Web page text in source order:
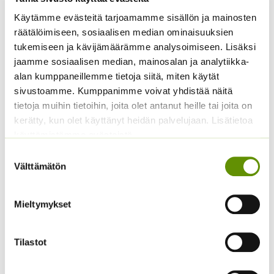
Käytämme evästeitä tarjoamamme sisällön ja mainosten
räätälöimiseen, sosiaalisen median ominaisuuksien
tukemiseen ja kävijämäärämme analysoimiseen. Lisäksi
jaamme sosiaalisen median, mainosalan ja analytiikka-
alan kumppaneillemme tietoja siitä, miten käytät
sivustoamme. Kumppanimme voivat yhdistää näitä
tietoja muihin tietoihin, joita olet antanut heille tai joita on
kerätty, kun olet käyttänyt heidän palvelujaan. Lisätietoa
valinta
Välttämätön
Mieltymykset
Tilastot
Kiinanasteri Fan
punainen
2,95€ – 8,50€Hintaluokka:
2,95 €
-
8,50 €
Sisältää
arvonlisäveron
Kangasajuruoho
2,90€ Sisältää arvonlisäveron
Kiinanasteri Fan Deep